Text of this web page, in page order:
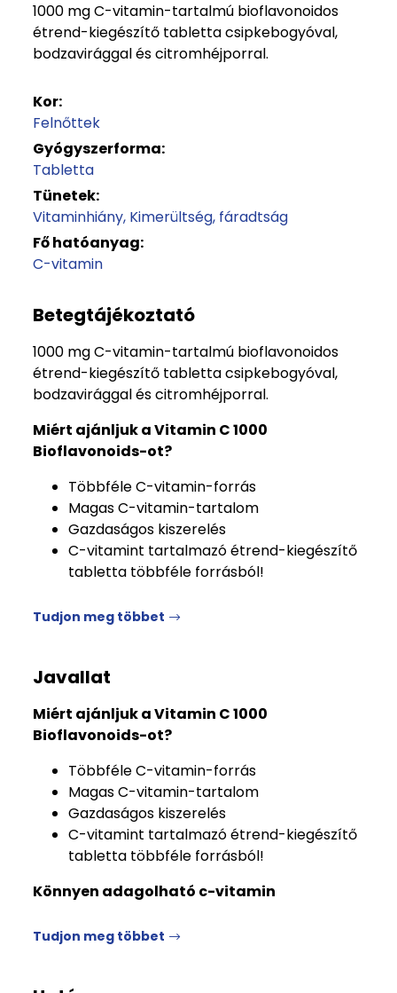
1000 mg C-vitamin-tartalmú bioflavonoidos
étrend-kiegészítő tabletta csipkebogyóval,
bodzavirággal és citromhéjporral.
Kor:
Felnőttek
Gyógyszerforma:
Tabletta
Tünetek:
Vitaminhiány Kimerültség, fáradtság
Fő hatóanyag:
C-vitamin
Betegtájékoztató
1000 mg C-vitamin-tartalmú bioflavonoidos
étrend-kiegészítő tabletta csipkebogyóval,
bodzavirággal és citromhéjporral.
Miért ajánljuk a Vitamin C 1000
Bioflavonoids-ot?
Többféle C-vitamin-forrás
Magas C-vitamin-tartalom
Gazdaságos kiszerelés
C-vitamint tartalmazó étrend-kiegészítő
tabletta többféle forrásból!
Tudjon meg többet
Javallat
Miért ajánljuk a Vitamin C 1000
Bioflavonoids-ot?
Többféle C-vitamin-forrás
Magas C-vitamin-tartalom
Gazdaságos kiszerelés
C-vitamint tartalmazó étrend-kiegészítő
tabletta többféle forrásból!
Könnyen adagolható c-vitamin
Tudjon meg többet